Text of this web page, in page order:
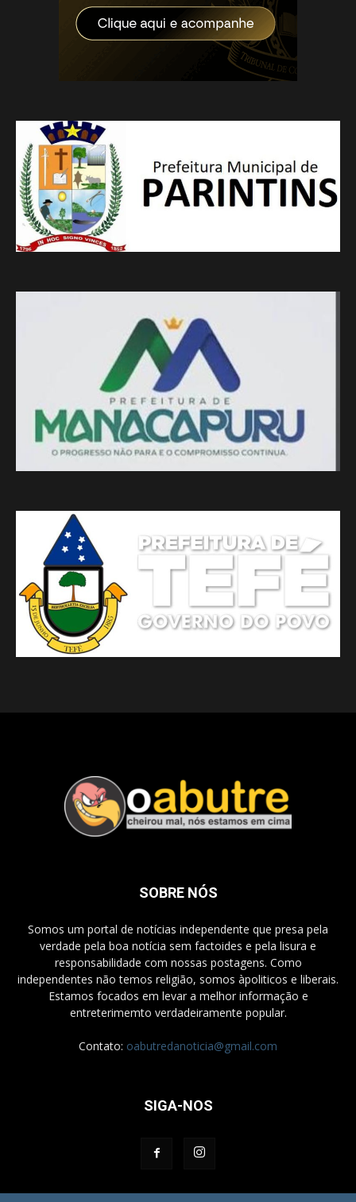
SOBRE NÓS
Somos um portal de notícias independente que presa pela
verdade pela boa notícia sem factoides e pela lisura e
responsabilidade com nossas postagens. Como
independentes não temos religião, somos àpoliticos e liberais.
Estamos focados em levar a melhor informação e
entreterimemto verdadeiramente popular.
Contato: oabutredanoticia@gmail.com
SIGA-NOS